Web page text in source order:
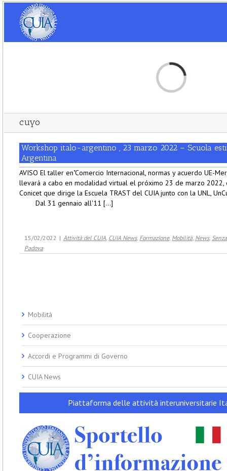
Loading...
cuyo
Workshop italo-argentino , 23 marzo 2022 – Scuola
Argentina
AVISO El taller en"Comercio Internacional, normas y acuerdo UE-
llevará a cabo en modalidad virtual el próximo 23 de marzo 2022,
Conicet que dirige la Escuela TRAST del CUIA junto con la UNL,
Dal 31 gennaio all'11 [...]
15/02/2022 | Attività del CUIA, CUIA News, Formazione, Mobilità, News,
Padova
Mobilità
Cooperazione
Accordi e Programmi di Governo
CUIA News
Piattaforma delle attività interuniversitarie